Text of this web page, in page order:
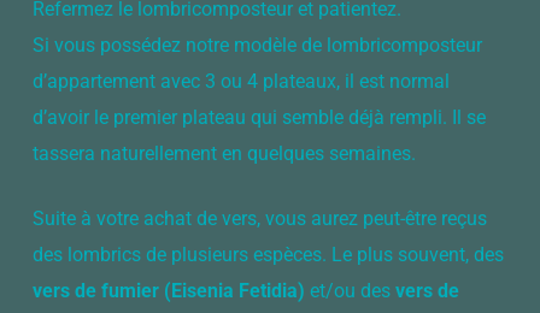
Refermez le lombricomposteur et patientez.
Si vous possédez notre modèle de lombricomposteur
d’appartement avec 3 ou 4 plateaux, il est normal
d’avoir le premier plateau qui semble déjà rempli. Il se
tassera naturellement en quelques semaines.
Suite à votre achat de vers, vous aurez peut-être reçus
des lombrics de plusieurs espèces. Le plus souvent, des
vers de fumier (Eisenia Fetidia) et/ou des vers de